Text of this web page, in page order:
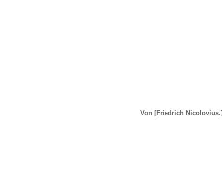
Von [Friedrich Nicolovius.]